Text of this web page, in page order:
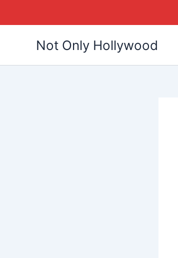
Not Only Hollywood